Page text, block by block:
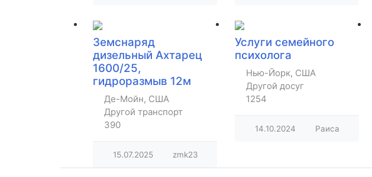
Земснаряд
дизельный Ахтарец
1600/25,
гидроразмыв 12м
Де-Мойн, США
Другой транспорт
390
15.07.2025 zmk23
Услуги семейного
психолога
Нью-Йорк, США
Другой досуг
1254
14.10.2024 Раиса